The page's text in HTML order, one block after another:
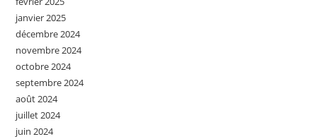
janvier 2025
décembre 2024
novembre 2024
octobre 2024
septembre 2024
août 2024
juillet 2024
juin 2024